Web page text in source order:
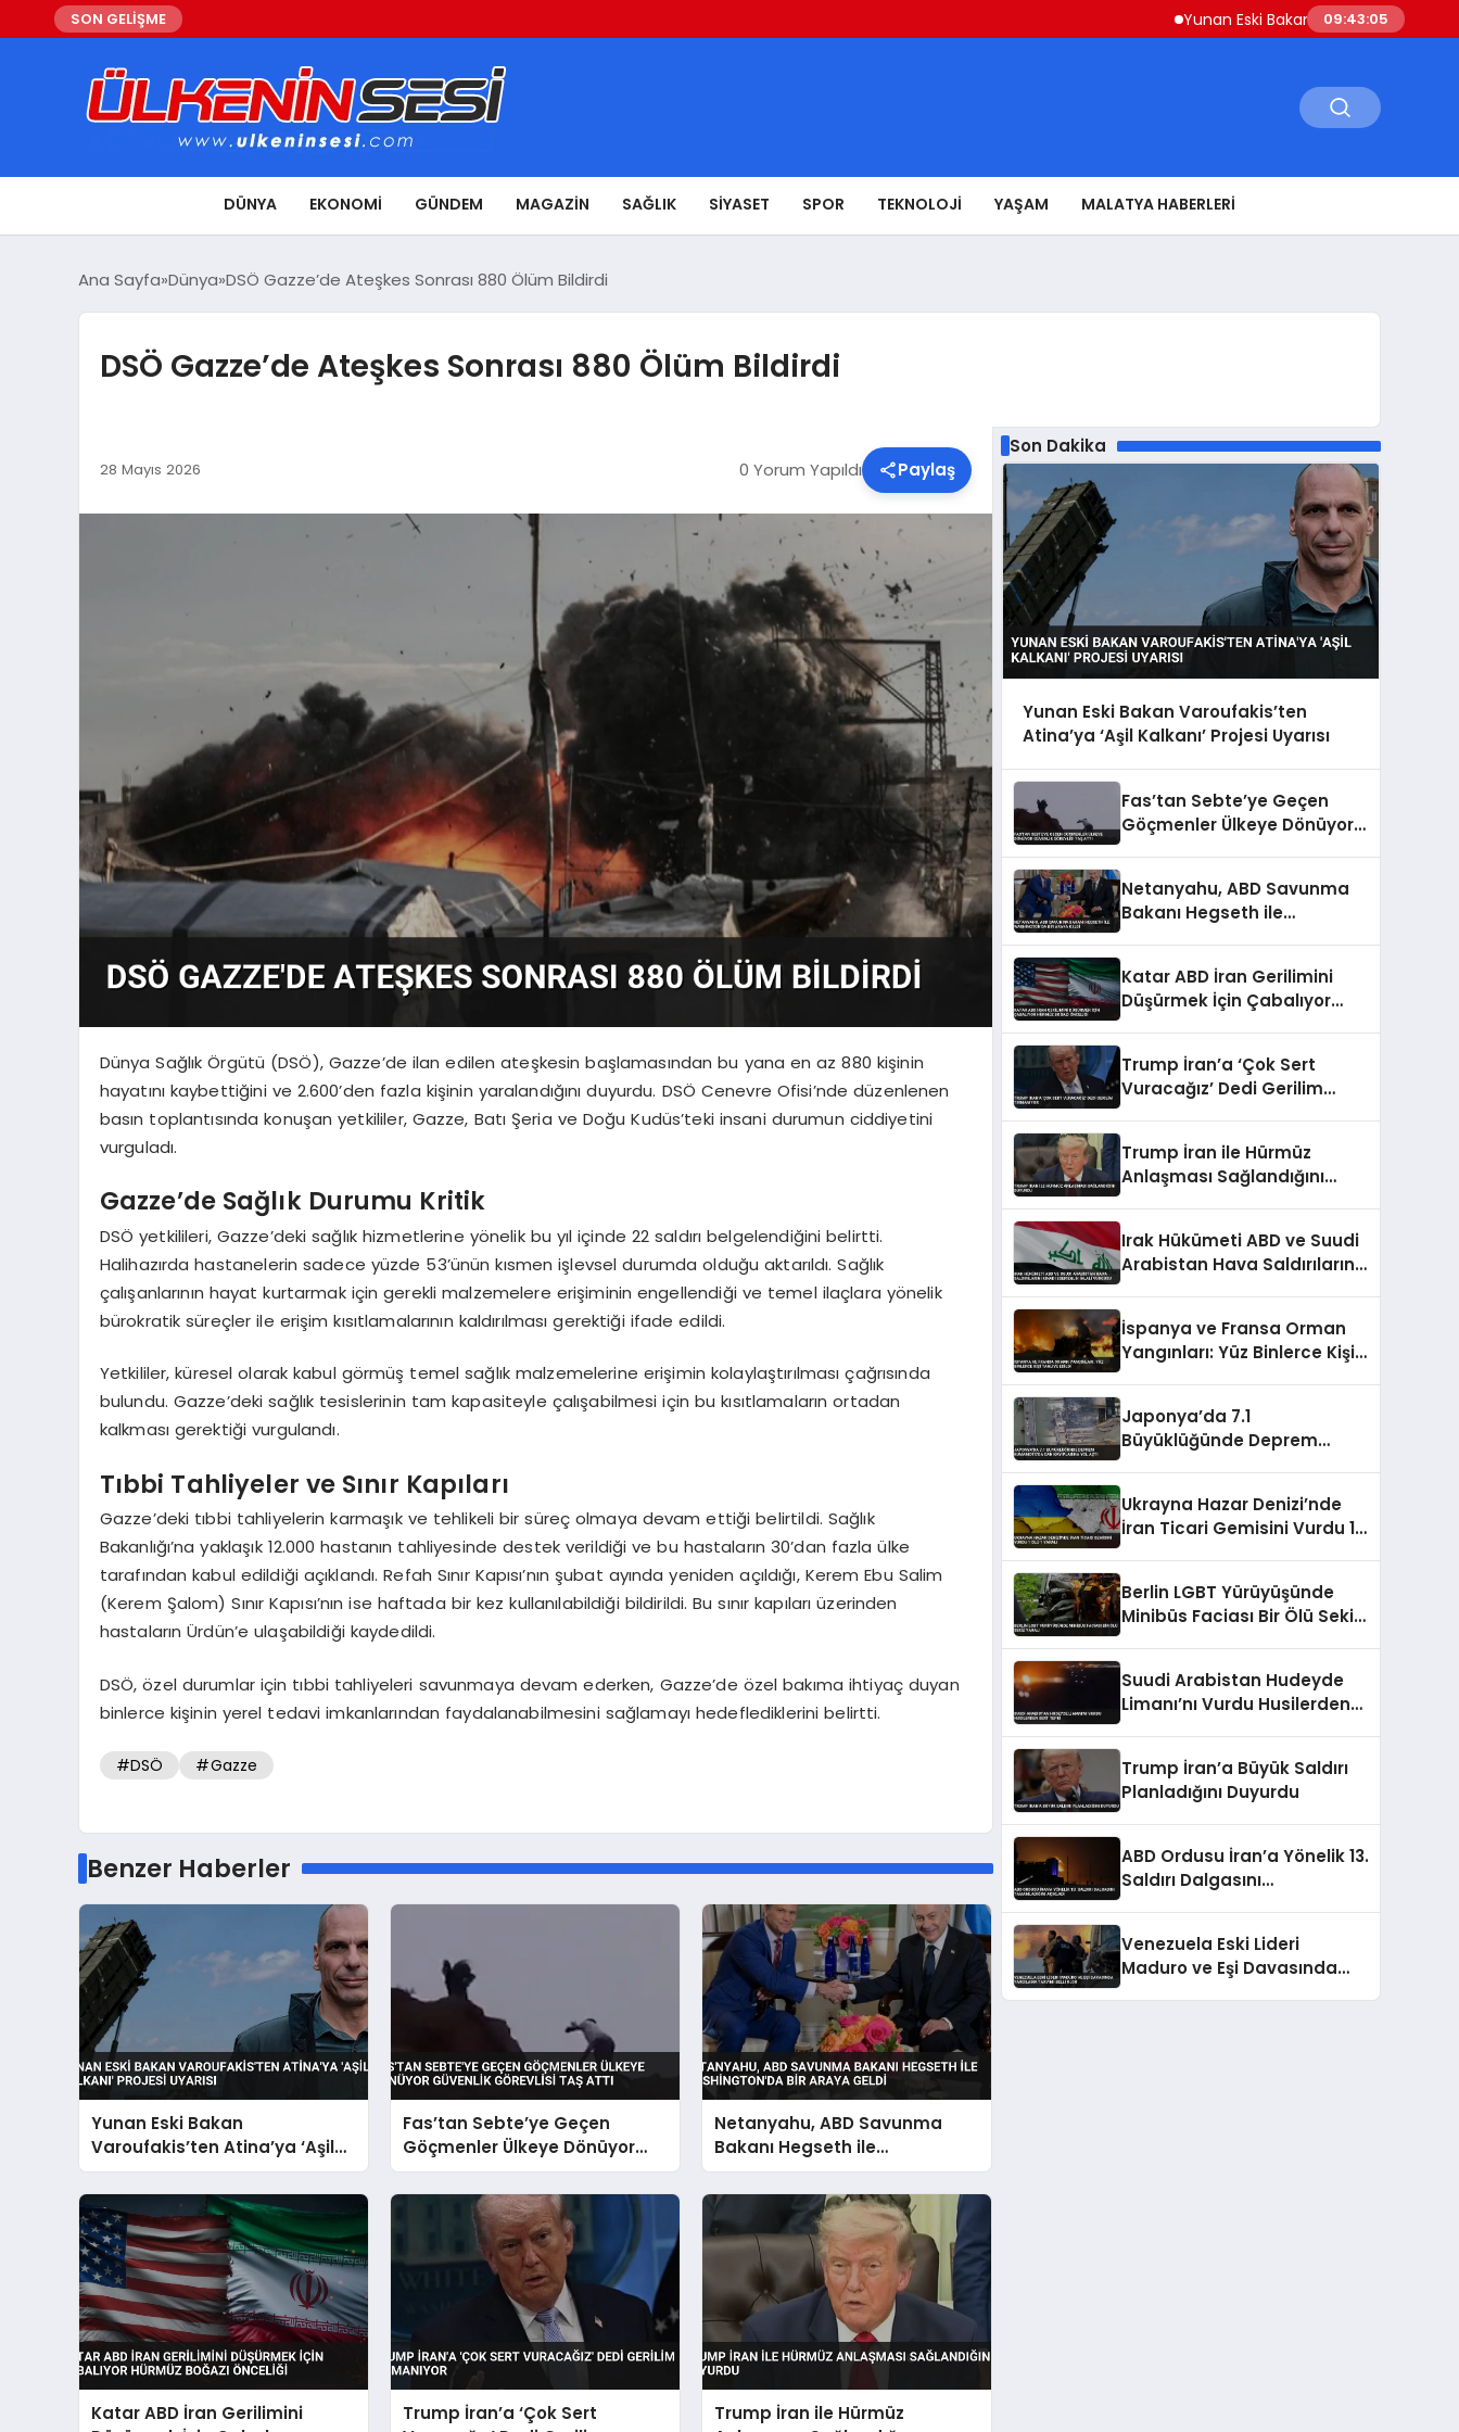
SON GELİŞME Yunan Eski Bakan Varoufakis’ten Atina’ya
09:43:06
DÜNYA EKONOMI GÜNDEM MAGAZIN SAĞLIK SIYASET SPOR TEKNOLOJI YAŞAM MALATYA HABERLERI
Ana Sayfa Dünya DSÖ Gazze’de Ateşkes Sonrası 880 Ölüm Bildirdi
DSÖ Gazze’de Ateşkes Sonrası 880 Ölüm Bildirdi
28 Mayıs 2026 0 Yorum Yapıldı Paylaş
Dünya Sağlık Örgütü (DSÖ), Gazze’de ilan edilen ateşkesin başlamasından bu yana en az 880 kişinin
hayatını kaybettiğini ve 2.600’den fazla kişinin yaralandığını duyurdu. DSÖ Cenevre Ofisi’nde düzenlenen
basın toplantısında konuşan yetkililer, Gazze, Batı Şeria ve Doğu Kudüs’teki insani durumun ciddiyetini
vurguladı.
Gazze’de Sağlık Durumu Kritik
DSÖ yetkilileri, Gazze’deki sağlık hizmetlerine yönelik bu yıl içinde 22 saldırı belgelendiğini belirtti.
Halihazırda hastanelerin sadece yüzde 53’ünün kısmen işlevsel durumda olduğu aktarıldı. Sağlık
çalışanlarının hayat kurtarmak için gerekli malzemelere erişiminin engellendiği ve temel ilaçlara yönelik
bürokratik süreçler ile erişim kısıtlamalarının kaldırılması gerektiği ifade edildi.
Yetkililer, küresel olarak kabul görmüş temel sağlık malzemelerine erişimin kolaylaştırılması çağrısında
bulundu. Gazze’deki sağlık tesislerinin tam kapasiteyle çalışabilmesi için bu kısıtlamaların ortadan
kalkması gerektiği vurgulandı.
Tıbbi Tahliyeler ve Sınır Kapıları
Gazze’deki tıbbi tahliyelerin karmaşık ve tehlikeli bir süreç olmaya devam ettiği belirtildi. Sağlık
Bakanlığı’na yaklaşık 12.000 hastanın tahliyesinde destek verildiği ve bu hastaların 30’dan fazla ülke
tarafından kabul edildiği açıklandı. Refah Sınır Kapısı’nın şubat ayında yeniden açıldığı, Kerem Ebu Salim
(Kerem Şalom) Sınır Kapısı’nın ise haftada bir kez kullanılabildiği bildirildi. Bu sınır kapıları üzerinden
hastaların Ürdün’e ulaşabildiği kaydedildi.
DSÖ, özel durumlar için tıbbi tahliyeleri savunmaya devam ederken, Gazze’de özel bakıma ihtiyaç duyan
binlerce kişinin yerel tedavi imkanlarından faydalanabilmesini sağlamayı hedeflediklerini belirtti.
#DSÖ #Gazze
Benzer Haberler
Yunan Eski Bakan
Varoufakis’ten Atina’ya ‘Aşil
Kalkanı’ Projesi Uyarısı
Fas’tan Sebte’ye Geçen
Göçmenler Ülkeye Dönüyor
Güvenlik Görevlisi Taş Attı
Netanyahu, ABD Savunma
Bakanı Hegseth ile
Washington’da Bir Araya
Geldi
Katar ABD İran Gerilimini
Trump İran’a ‘Çok Sert
Trump İran ile Hürmüz
Son Dakika
Yunan Eski Bakan Varoufakis’ten
Atina’ya ‘Aşil Kalkanı’ Projesi Uyarısı
Fas’tan Sebte’ye Geçen
Göçmenler Ülkeye Dönüyor
Netanyahu, ABD Savunma
Bakanı Hegseth ile
Katar ABD İran Gerilimini
Düşürmek İçin Çabalıyor
Trump İran’a ‘Çok Sert
Vuracağız’ Dedi Gerilim
Trump İran ile Hürmüz
Anlaşması Sağlandığını
Irak Hükümeti ABD ve Suudi
Arabistan Hava Saldırılarını
İspanya ve Fransa Orman
Yangınları: Yüz Binlerce Kişi
Japonya’da 7.1
Büyüklüğünde Deprem
Ukrayna Hazar Denizi’nde
İran Ticari Gemisini Vurdu 1
Berlin LGBT Yürüyüşünde
Minibüs Faciası Bir Ölü Sekiz
Suudi Arabistan Hudeyde
Limanı’nı Vurdu Husilerden
Trump İran’a Büyük Saldırı
Planladığını Duyurdu
ABD Ordusu İran’a Yönelik 13.
Saldırı Dalgasını
Venezuela Eski Lideri
Maduro ve Eşi Davasında